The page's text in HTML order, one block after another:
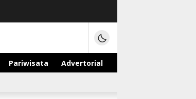
Pariwisata
Advertorial